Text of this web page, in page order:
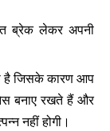
ब्रेक लेकर अपनी
है जिसके कारण आप
बनाए रखते हैं और
नहीं होगी।